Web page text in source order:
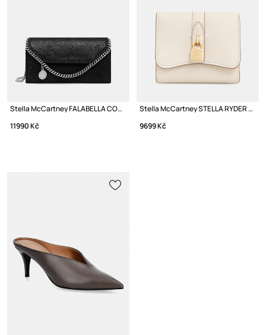
Stella McCartney FALABELLA CONTINENTAL Peněženka dámská
11990 Kč
Stella McCartney STELLA RYDER Peněženka z imitace kůže dámská
9699 Kč